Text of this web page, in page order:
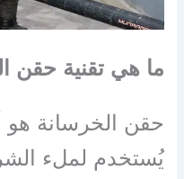
ما هي تقنية حقن
حقن الخرسانة
يُستخدم لملء